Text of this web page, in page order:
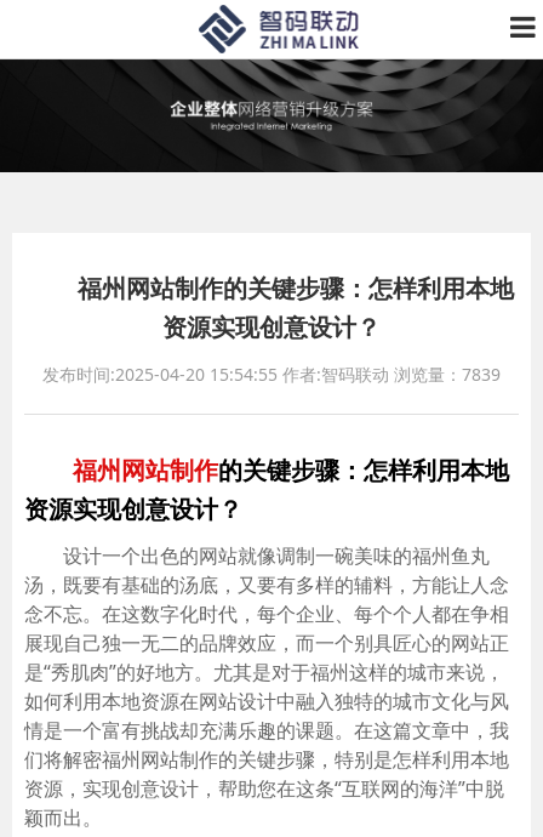
福州网站制作的关键步骤：怎样利用本地
资源实现创意设计？
发布时间:2025-04-20 15:54:55 作者:智码联动 浏览量：7839
福州网站制作的关键步骤：怎样利用本地
资源实现创意设计？
设计一个出色的网站就像调制一碗美味的福州鱼丸
汤，既要有基础的汤底，又要有多样的辅料，方能让人念
念不忘。在这数字化时代，每个企业、每个个人都在争相
展现自己独一无二的品牌效应，而一个别具匠心的网站正
是“秀肌肉”的好地方。尤其是对于福州这样的城市来说，
如何利用本地资源在网站设计中融入独特的城市文化与风
情是一个富有挑战却充满乐趣的课题。在这篇文章中，我
们将解密福州网站制作的关键步骤，特别是怎样利用本地
资源，实现创意设计，帮助您在这条“互联网的海洋”中脱
颖而出。